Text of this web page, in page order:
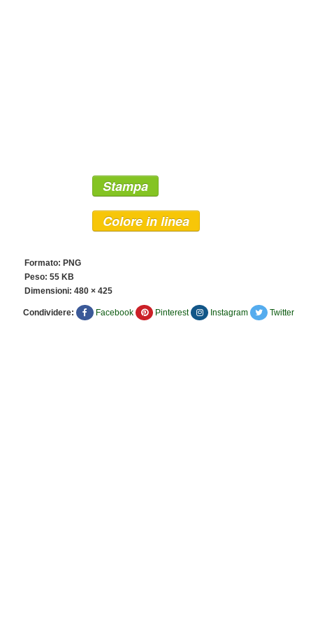
Stampa
Colore in linea
Formato: PNG
Peso: 55 KB
Dimensioni: 480 × 425
Condividere: Facebook Pinterest Instagram Twitter